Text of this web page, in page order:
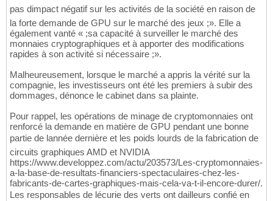
pas dimpact négatif sur les activités de la société en raison de
la forte demande de GPU sur le marché des jeux ;». Elle a
également vanté « ;sa capacité à surveiller le marché des
monnaies cryptographiques et à apporter des modifications
rapides à son activité si nécessaire ;».
Malheureusement, lorsque le marché a appris la vérité sur la
compagnie, les investisseurs ont été les premiers à subir des
dommages, dénonce le cabinet dans sa plainte.
Pour rappel, les opérations de minage de cryptomonnaies ont
renforcé la demande en matière de GPU pendant une bonne
partie de lannée dernière et les poids lourds de la fabrication de
circuits graphiques AMD et NVIDIA
https://www.developpez.com/actu/203573/Les-cryptomonnaies-
a-la-base-de-resultats-financiers-spectaculaires-chez-les-
fabricants-de-cartes-graphiques-mais-cela-va-t-il-encore-durer/.
Les responsables de lécurie des verts ont dailleurs confié en